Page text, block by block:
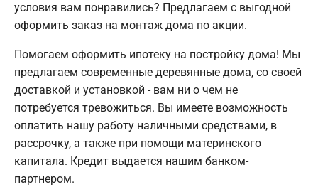
условия вам понравились? Предлагаем с выгодной
оформить заказ на монтаж дома по акции.
Помогаем оформить ипотеку на постройку дома! Мы
предлагаем современные деревянные дома, со своей
доставкой и установкой - вам ни о чем не
потребуется тревожиться. Вы имеете возможность
оплатить нашу работу наличными средствами, в
рассрочку, а также при помощи материнского
капитала. Кредит выдается нашим банком-
партнером.